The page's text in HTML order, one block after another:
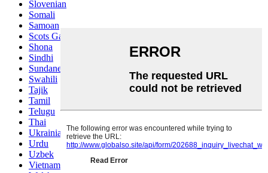
Slovenian
Somali
Samoan
Scots Gaelic
Shona
Sindhi
Sundanese
Swahili
Tajik
Tamil
Telugu
Thai
Ukrainian
Urdu
Uzbek
Vietnamese